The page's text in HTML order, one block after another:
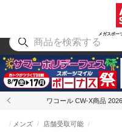
メガスポー
アウトドア
ワコール CW-X商品
メンズ 店舗受取可能